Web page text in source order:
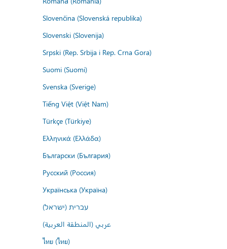
Slovenčina (Slovenská republika)
Slovenski (Slovenija)
Srpski (Rep. Srbija i Rep. Crna Gora)
Suomi (Suomi)
Svenska (Sverige)
Tiếng Việt (Việt Nam)
Türkçe (Türkiye)
Ελληνικά (Ελλάδα)
Български (България)
Русский (Россия)
Українська (Україна)
עברית (ישראל)
عربي (المنطقة العربية)
ไทย (ไทย)